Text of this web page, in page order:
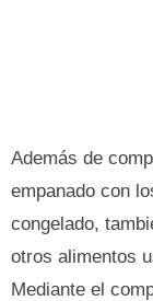
Además de
empanado con
congelado,
otros alimentos
Mediante el